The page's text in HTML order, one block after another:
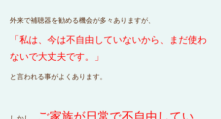
外来で補聴器を勧める機会が多々ありますが、
「私は、今は不自由していないから、まだ使わ
ないで大丈夫です。」
と言われる事がよくあります。
ご家族が日常で不自由してい